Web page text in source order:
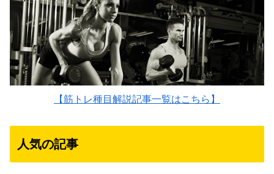
【筋トレ種目解説記事一覧はこちら】
人気の記事